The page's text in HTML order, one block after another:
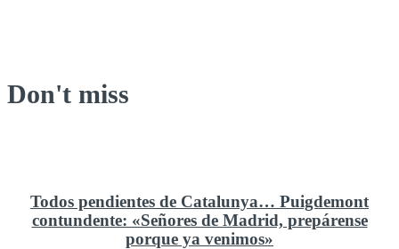
Don't miss
Todos pendientes de Catalunya… Puigdemont
contundente: «Señores de Madrid, prepárense
porque ya venimos»